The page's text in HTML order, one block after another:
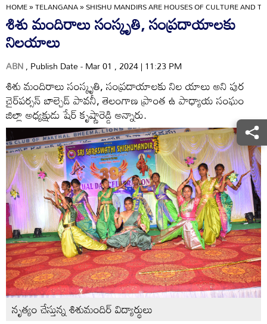
HOME»TELANGANA»SHISHU MANDIRS ARE HOUSES OF CULTURE AND
శిశు మందిరాలు సంస్కృతి, సంప్రదాయాలకు
నిలయాలు
ABN, Publish Date - Mar 01 , 2024 | 11:23 PM
శిశు మందిరాలు సంస్కృతి, సంప్రదాయాలకు నిల యాలు అని పుర
చైర్‌పర్సన్‌ బాల్చెడ్‌ పావనీ, తెలంగాణ ప్రాంత ఉ పాధ్యాయ సంఘం
జిల్లా అధ్యక్షుడు షేర్‌ కృష్ణారెడ్డి అన్నారు.
నృత్యం చేస్తున్న శిశుమందిర్‌ విద్యార్థులు